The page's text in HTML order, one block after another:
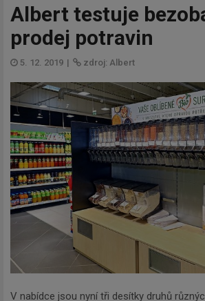
Albert testuje
prodej potravin
5. 12. 2019 | zdroj: Albert
V nabídce jsou nyní tři desítky druhů